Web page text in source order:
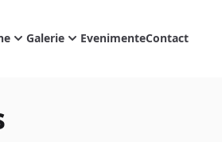
Galerie EvenimenteContact